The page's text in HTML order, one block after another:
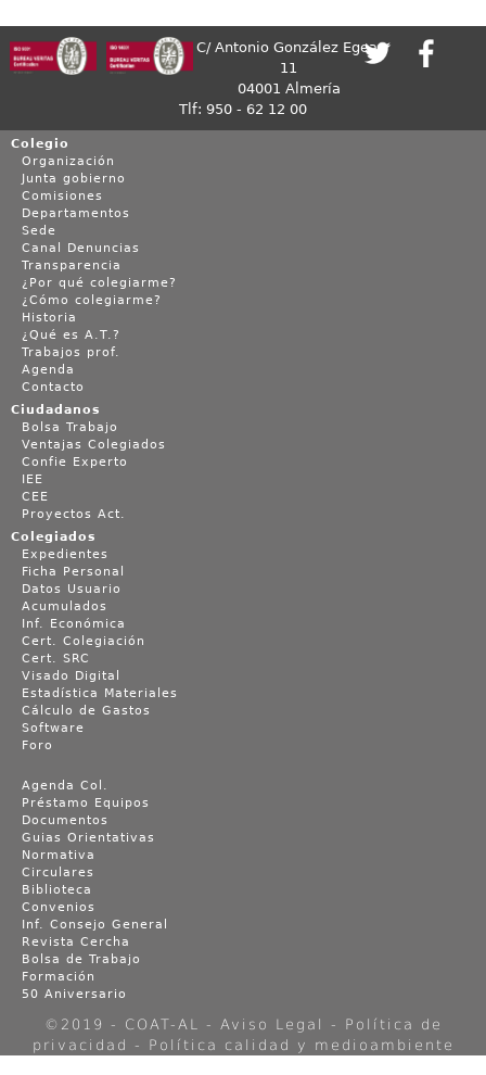
C/ Antonio González Egea,
11
04001 Almería
Tlf: 950 - 62 12 00
Colegio
Organización
Junta gobierno
Comisiones
Departamentos
Sede
Canal Denuncias
Transparencia
¿Por qué colegiarme?
¿Cómo colegiarme?
Historia
¿Qué es A.T.?
Trabajos prof.
Agenda
Contacto
Ciudadanos
Bolsa Trabajo
Ventajas Colegiados
Confie Experto
IEE
CEE
Proyectos Act.
Colegiados
Expedientes
Ficha Personal
Datos Usuario
Acumulados
Inf. Económica
Cert. Colegiación
Cert. SRC
Visado Digital
Estadística Materiales
Cálculo de Gastos
Software
Foro
Agenda Col.
Préstamo Equipos
Documentos
Guias Orientativas
Normativa
Circulares
Biblioteca
Convenios
Inf. Consejo General
Revista Cercha
Bolsa de Trabajo
Formación
50 Aniversario
©2019 - COAT-AL - Aviso Legal - Política de
privacidad - Política calidad y medioambiente